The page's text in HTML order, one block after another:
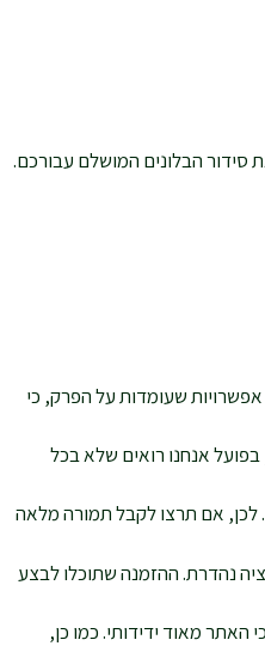
סידור הבלונים המושלם עבורכם.
אפשרויות שעומדות על הפרק, כי
אנחנו רואים שלא בכל
לכן, אם תרצו לקבל תמורה מלאה
נהדרת. ההזמנה שתוכלו לבצע
האתר מאוד ידידותי. כמו כן,